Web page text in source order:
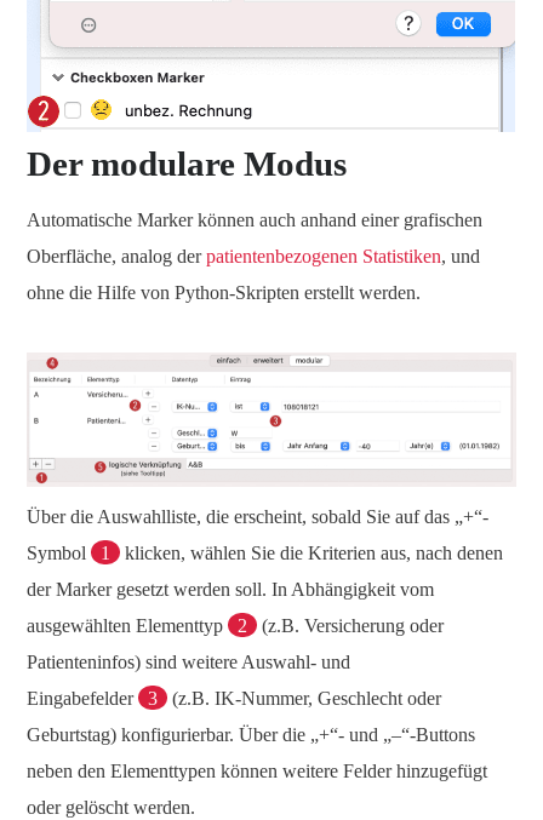
Der modulare Modus
Automatische Marker können auch anhand einer grafischen
Oberfläche, analog derpatientenbezogenen Statistiken, und
ohne die Hilfe von Python-Skripten erstellt werden.
Über die Auswahlliste, die erscheint, sobald Sie auf das „+“-
Symbol
1
klicken, wählen Sie die Kriterien aus, nach denen
der Marker gesetzt werden soll. In Abhängigkeit vom
ausgewählten Elementtyp
2
(z.B. Versicherung oder
Patienteninfos) sind weitere Auswahl- und
Eingabefelder
3
(z.B. IK-Nummer, Geschlecht oder
Geburtstag) konfigurierbar. Über die „+“- und „–“-Buttons
neben den Elementtypen können weitere Felder hinzugefügt
oder gelöscht werden.